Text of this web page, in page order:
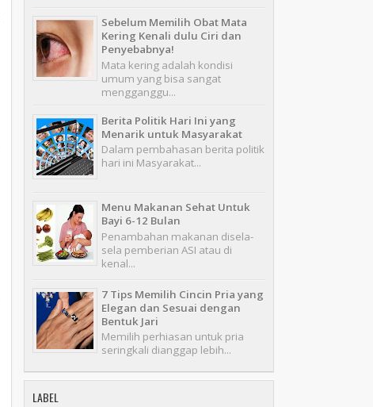
Sebelum Memilih Obat Mata
Kering Kenali dulu Ciri dan
Penyebabnya!
Mata kering adalah kondisi
umum yang bisa sangat
mengganggu...
Berita Politik Hari Ini yang
Menarik untuk Masyarakat
Dalam pembahasan berita politik
hari ini Masyarakat...
Menu Makanan Sehat Untuk
Bayi 6-12 Bulan
Penambahan makanan disela-
sela pemberian ASI atau di
kenal...
7 Tips Memilih Cincin Pria yang
Elegan dan Sesuai dengan
Bentuk Jari
Memilih perhiasan untuk pria
seringkali dianggap lebih...
LABEL